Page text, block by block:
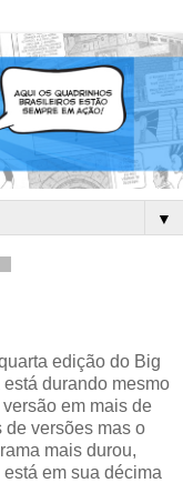
▼
edição do Big
durando mesmo
em mais de
versões mas o
mais durou,
em sua décima